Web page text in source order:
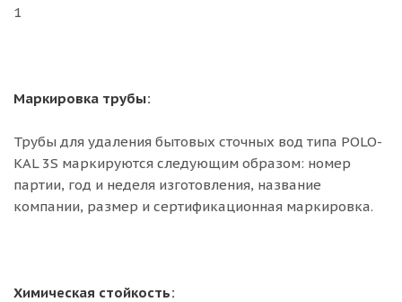
1
Маркировка трубы:
Трубы для удаления бытовых сточных вод типа POLO-
KAL 3S маркируются следующим образом: номер
партии, год и неделя изготовления, название
компании, размер и сертификационная маркировка.
Химическая стойкость: